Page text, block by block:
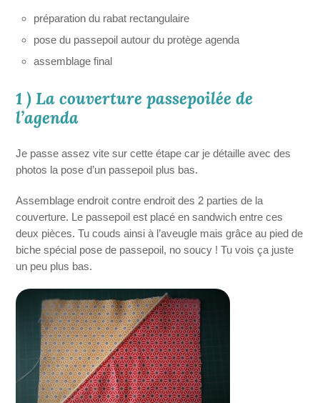
préparation du rabat rectangulaire
pose du passepoil autour du protège agenda
assemblage final
1 ) La couverture passepoilée de
l’agenda
Je passe assez vite sur cette étape car je détaille avec des
photos la pose d’un passepoil plus bas.
Assemblage endroit contre endroit des 2 parties de la
couverture. Le passepoil est placé en sandwich entre ces
deux pièces. Tu couds ainsi à l’aveugle mais grâce au pied de
biche spécial pose de passepoil, no soucy ! Tu vois ça juste
un peu plus bas.